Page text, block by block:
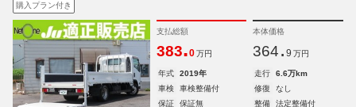
購入プラン付き
支払総額
383.0 万円
本体価格
364. 9 万円
年式 2019年 走行
6.6万km
車検
車検整備付 修復
なし
保証
保証無 整備
法定整備付